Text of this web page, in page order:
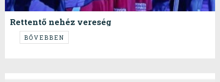
Rettentő nehéz vereség
BŐVEBBEN